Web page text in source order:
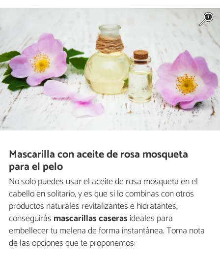
Mascarilla con aceite de rosa mosqueta
para el pelo
No solo puedes usar el aceite de rosa mosqueta en el
cabello en solitario, y es que si lo combinas con otros
productos naturales revitalizantes e hidratantes,
conseguirás mascarillas caseras ideales para
embellecer tu melena de forma instantánea. Toma nota
de las opciones que te proponemos: